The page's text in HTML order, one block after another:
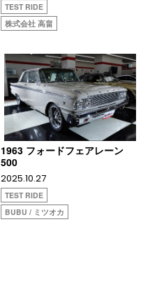
TEST RIDE
株式会社 高畠
1963 フォードフェアレーン
500
2025.10.27
TEST RIDE
BUBU / ミツオカ